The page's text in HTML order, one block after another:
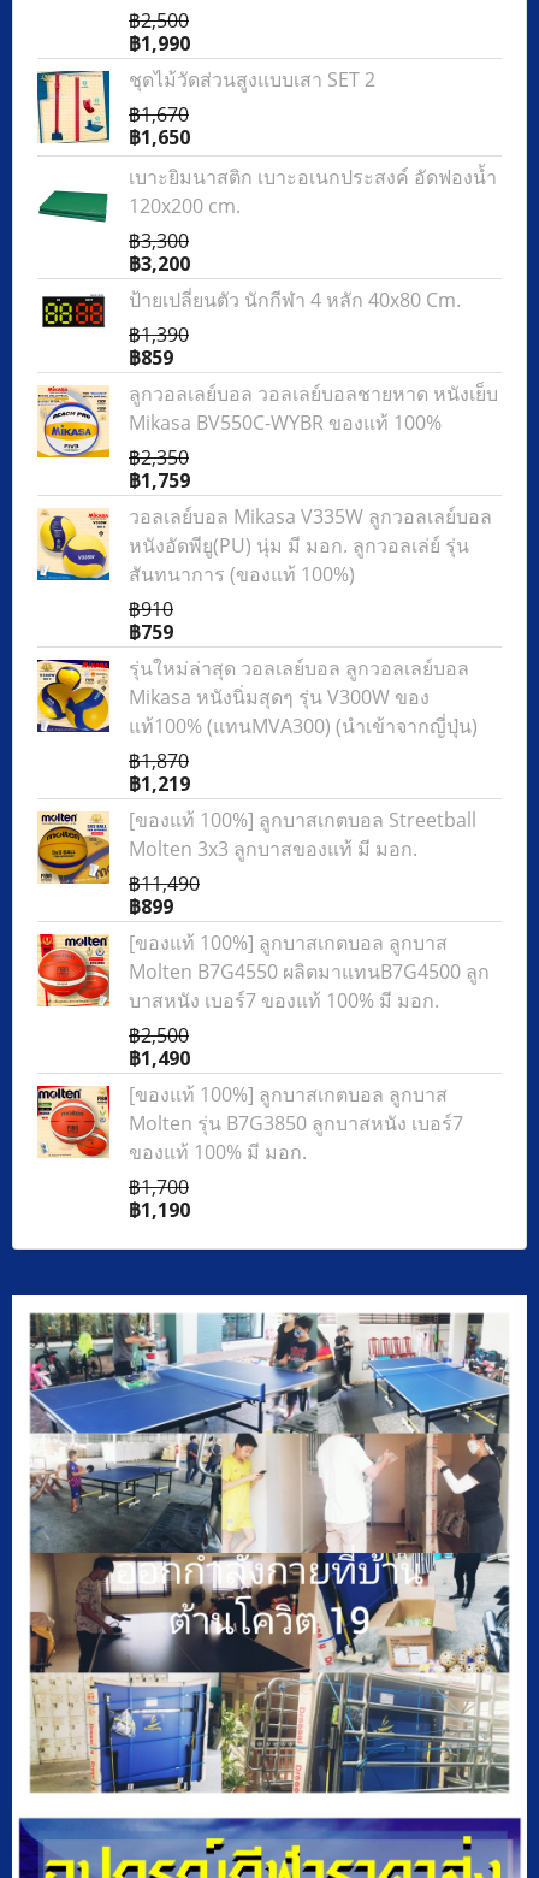
฿2,500
฿1,990
ชุดไม้วัดส่วนสูงแบบเสา SET 2
฿1,670
฿1,650
เบาะยิมนาสติก เบาะอเนกประสงค์ อัดฟองน้ำ
120x200 cm.
฿3,300
฿3,200
ป้ายเปลี่ยนตัว นักกีฬา 4 หลัก 40x80 Cm.
฿1,390
฿859
ลูกวอลเลย์บอล วอลเลย์บอลชายหาด หนังเย็บ
Mikasa BV550C-WYBR ของแท้ 100%
฿2,350
฿1,759
วอลเลย์บอล Mikasa V335W ลูกวอลเลย์บอล
หนังอัดพียู(PU) นุ่ม มี มอก. ลูกวอลเล่ย์ รุ่น
สันทนาการ (ของแท้ 100%)
฿910
฿759
รุ่นใหม่ล่าสุด วอลเลย์บอล ลูกวอลเลย์บอล
Mikasa หนังนิ่มสุดๆ รุ่น V300W ของ
แท้100% (แทนMVA300) (นำเข้าจากญี่ปุ่น)
฿1,870
฿1,219
[ของแท้ 100%] ลูกบาสเกตบอล Streetball
Molten 3x3 ลูกบาสของแท้ มี มอก.
฿11,490
฿899
[ของแท้ 100%] ลูกบาสเกตบอล ลูกบาส
Molten B7G4550 ผลิตมาแทนB7G4500 ลูก
บาสหนัง เบอร์7 ของแท้ 100% มี มอก.
฿2,500
฿1,490
[ของแท้ 100%] ลูกบาสเกตบอล ลูกบาส
Molten รุ่น B7G3850 ลูกบาสหนัง เบอร์7
ของแท้ 100% มี มอก.
฿1,700
฿1,190